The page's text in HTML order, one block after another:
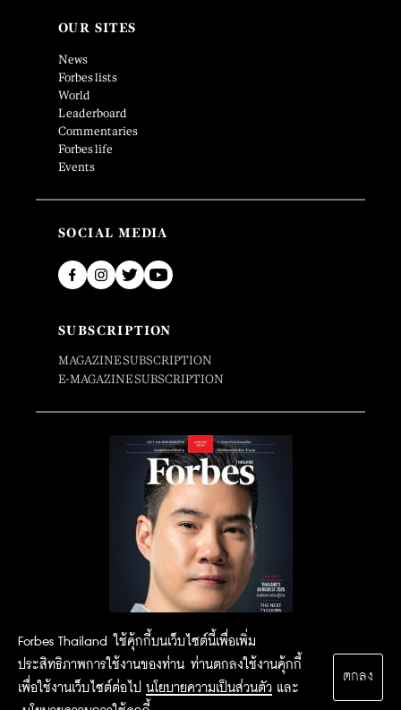
Forbes Thailand ใช้คุ้กกี้บนเว็บไซต์นี้เพื่อเพิ่ม
ประสิทธิภาพการใช้งานของท่าน ท่านตกลงใช้งานคุ้กกี้
เพื่อใช้งานเว็บไซต์ต่อไป นโยบายความเป็นส่วนตัว และ
ตกลง
OUR SITES
News
Forbes lists
World
Leaderboard
Commentaries
Forbes life
Events
SOCIAL MEDIA
SUBSCRIPTION
MAGAZINE SUBSCRIPTION
E-MAGAZINE SUBSCRIPTION